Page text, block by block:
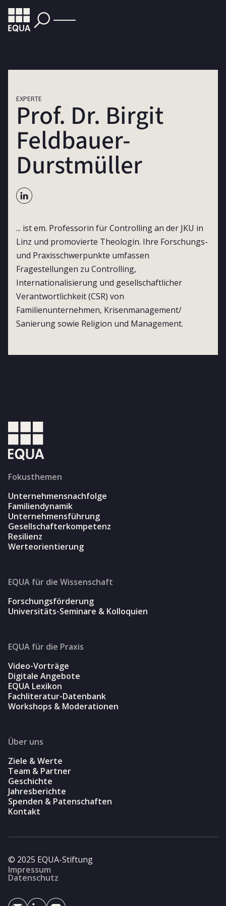
EXPERTE
Prof. Dr. Birgit
Feldbauer-
Durstmüller
... ist em. Professorin für Controlling an der JKU in
Linz und promovierte Theologin. Ihre Forschungs-
und Praxisschwerpunkte umfassen
Fragestellungen zu Controlling,
Internationalisierung und gesellschaftlicher
Verantwortlichkeit (CSR) von
Familienunternehmen, Krisenmanagement/
Sanierung sowie Religion und Management.
Fokusthemen
Unternehmensnachfolge
Familiendynamik
Unternehmensführung
Gesellschafterkompetenz
Resilienz
Werteorientierung
EQUA für die Wissenschaft
Forschungsförderung
Universitäts-Seminare & Kolloquien
EQUA für die Praxis
Video-Vorträge
Digitale Angebote
EQUA Lexikon
Fachliteratur-Datenbank
Workshops & Moderationen
Über uns
Ziele & Werte
Team & Partner
Geschichte
Jahresberichte
Spenden & Patenschaften
Kontakt
© 2025 EQUA-Stiftung
Impressum
Datenschutz